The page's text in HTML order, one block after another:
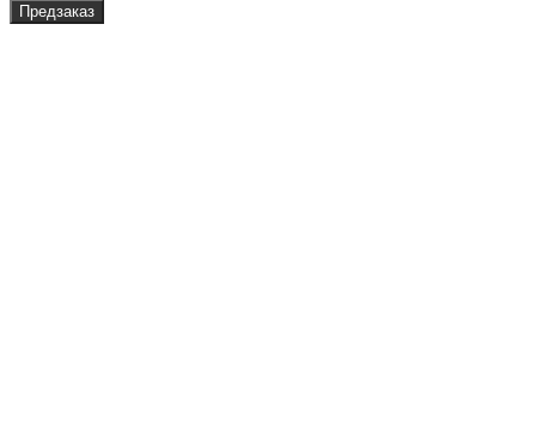
Предзаказ